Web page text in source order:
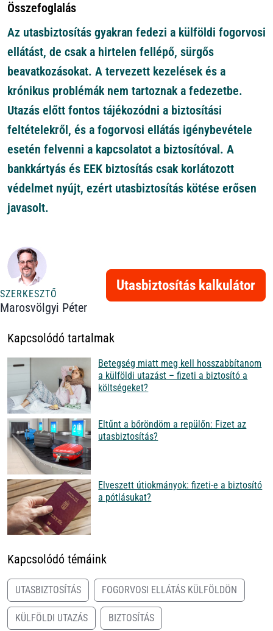
Összefoglalás
Az utasbiztosítás gyakran fedezi a külföldi fogorvosi
ellátást, de csak a hirtelen fellépő, sürgős
beavatkozásokat. A tervezett kezelések és a
krónikus problémák nem tartoznak a fedezetbe.
Utazás előtt fontos tájékozódni a biztosítási
feltételekről, és a fogorvosi ellátás igénybevétele
esetén felvenni a kapcsolatot a biztosítóval. A
bankkártyás és EEK biztosítás csak korlátozott
védelmet nyújt, ezért utasbiztosítás kötése erősen
javasolt.
SZERKESZTŐ
Marosvölgyi Péter
Utasbiztosítás kalkulátor
Kapcsolódó tartalmak
Betegség miatt meg kell hosszabbítanom
a külföldi utazást – fizeti a biztosító a
költségeket?
Eltűnt a bőröndöm a repülőn: Fizet az
utasbiztosítás?
Elveszett útiokmányok: fizeti-e a biztosító
a pótlásukat?
Kapcsolódó témáink
UTASBIZTOSÍTÁS FOGORVOSI ELLÁTÁS KÜLFÖLDÖN
KÜLFÖLDI UTAZÁS BIZTOSÍTÁS